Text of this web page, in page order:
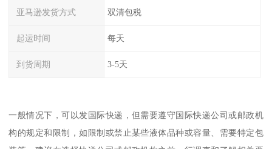
亚马逊发货方式 双清包税
起运时间 每天
到货周期 3-5天
一般情况下，可以发国际快递，但需要遵守国际快递公司或邮政机
构的规定和限制，如限制或禁止某些液体品种或容量、需要特定包